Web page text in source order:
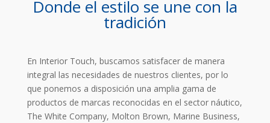
Donde el estilo se une con la
tradición
En Interior Touch, buscamos satisfacer de manera
integral las necesidades de nuestros clientes, por lo
que ponemos a disposición una amplia gama de
productos de marcas reconocidas en el sector náutico,
The White Company, Molton Brown, Marine Business,